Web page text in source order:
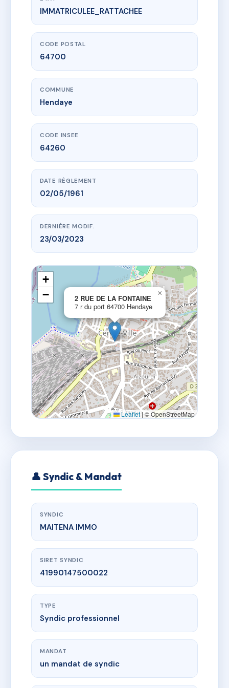
www.vme.plus/AG3697026
2 RUE DE LA FONTAINE
7 r du port64700 Hendaye
IMMATRICULEE_RATTACHEE
CODE POSTAL
64700
COMMUNE
Hendaye
CODE INSEE
64260
DATE RÈGLEMENT
02/05/1961
DERNIÈRE MODIF.
23/03/2023
2 RUE DE LA FONTAINE
7 r du port 64700 Hendaye
×
+
−
Leaflet| © OpenStreetMap
👤 Syndic & Mandat
SYNDIC
MAITENA IMMO
SIRET SYNDIC
41990147500022
TYPE
Syndic professionnel
MANDAT
un mandat de syndic